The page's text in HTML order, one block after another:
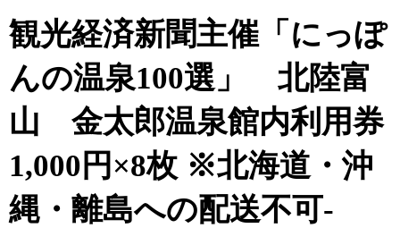
観光経済新聞主催「にっぽ
んの温泉100選」 北陸富
山 金太郎温泉館内利用券
1,000円×8枚 ※北海道・沖
縄・離島への配送不可-